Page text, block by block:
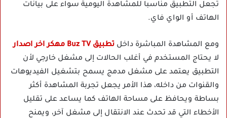
تجعل التطبيق مناسبا للمشاهدة اليومية سواء على بيانات
الهاتف أو الواي فاي.
ومع المشاهدة المباشرة داخل تطبيق Buz TV مهكر اخر اصدار
لا يحتاج المستخدم في أغلب الحالات إلى مشغل خارجي لأن
التطبيق يعتمد على مشغل مدمج يسمح بتشغيل الفيديوهات
والقنوات من داخله، هذا الأمر يجعل تجربة المشاهدة أكثر
بساطة ويحافظ على مساحة الهاتف كما يساعد على تقليل
الأخطاء التي قد تحدث عند الانتقال إلى مشغل آخر، ويمنح